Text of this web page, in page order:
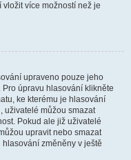
více možností než je
upraveno pouze jeho
úpravu hlasování klikněte
ke kterému je hlasování
uživatelé můžou smazat
Pokud ale již uživatelé
upravit nebo smazat
změněny v ještě